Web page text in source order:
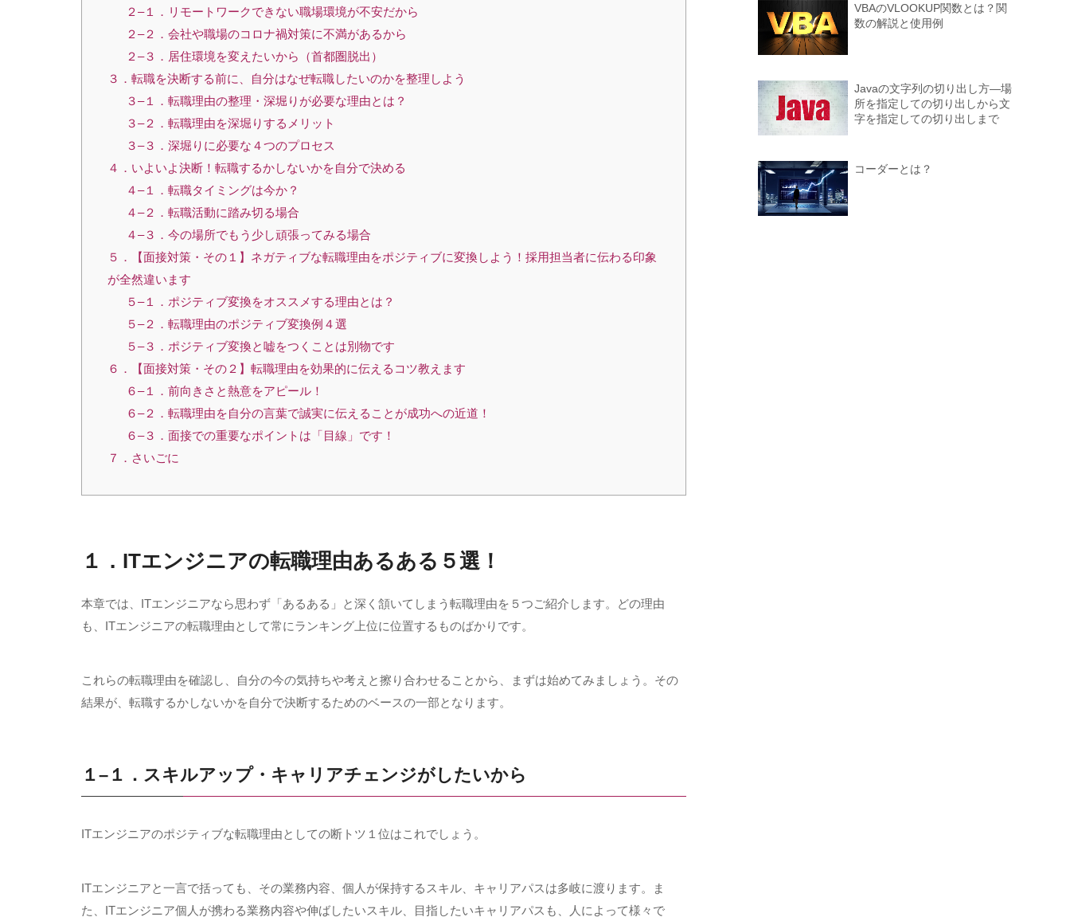
２–１．リモートワークできない職場環境が不安だから
２–２．会社や職場のコロナ禍対策に不満があるから
２–３．居住環境を変えたいから（首都圏脱出）
３．転職を決断する前に、自分はなぜ転職したいのかを整理しよう
３–１．転職理由の整理・深堀りが必要な理由とは？
３–２．転職理由を深堀りするメリット
３–３．深堀りに必要な４つのプロセス
４．いよいよ決断！転職するかしないかを自分で決める
４–１．転職タイミングは今か？
４–２．転職活動に踏み切る場合
４–３．今の場所でもう少し頑張ってみる場合
５．【面接対策・その１】ネガティブな転職理由をポジティブに変換しよう！採用担当者に伝わる印象
が全然違います
５–１．ポジティブ変換をオススメする理由とは？
５–２．転職理由のポジティブ変換例４選
５–３．ポジティブ変換と嘘をつくことは別物です
６．【面接対策・その２】転職理由を効果的に伝えるコツ教えます
６–１．前向きさと熱意をアピール！
６–２．転職理由を自分の言葉で誠実に伝えることが成功への近道！
６–３．面接での重要なポイントは「目線」です！
７．さいごに
１． ITエンジニアの転職理由あるある５選！
本章では、 ITエンジニアなら思わず「あるある」と深く頷いてしまう転職理由を５つご紹介します。どの理由
も、 ITエンジニアの転職理由として常にランキング上位に位置するものばかりです。
これらの転職理由を確認し、自分の今の気持ちや考えと擦り合わせることから、まずは始めてみましょう。その
結果が、転職するかしないかを自分で決断するためのベースの一部となります。
１– １．スキルアップ・キャリアチェンジがしたいから
ITエンジニアのポジティブな転職理由としての断トツ１位はこれでしょう。
ITエンジニアと一言で括っても、その業務内容、個人が保持するスキル、キャリアパスは多岐に渡ります。ま
た、 ITエンジニア個人が携わる業務内容や伸ばしたいスキル、目指したいキャリアパスも、人によって様々で
VBAのVLOOKUP関数とは？関
数の解説と使用例
Javaの文字列の切り出し方―場
所を指定しての切り出しから文
字を指定しての切り出しまで
コーダーとは？